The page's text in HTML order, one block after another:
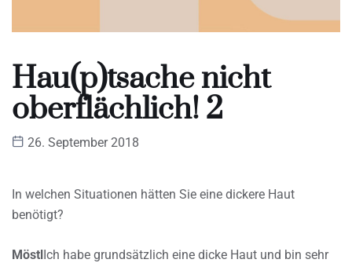
Hau(p)tsache nicht
oberflächlich! 2
26. September 2018
In welchen Situationen hätten Sie eine dickere Haut
benötigt?
MöstlIch habe grundsätzlich eine dicke Haut und bin sehr